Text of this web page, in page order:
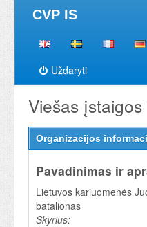
CVP IS
Uždaryti
Viešas
Organizacijos
Pavadinimas ir
Lietuvos kariuomenės
batalionas
Skyrius: